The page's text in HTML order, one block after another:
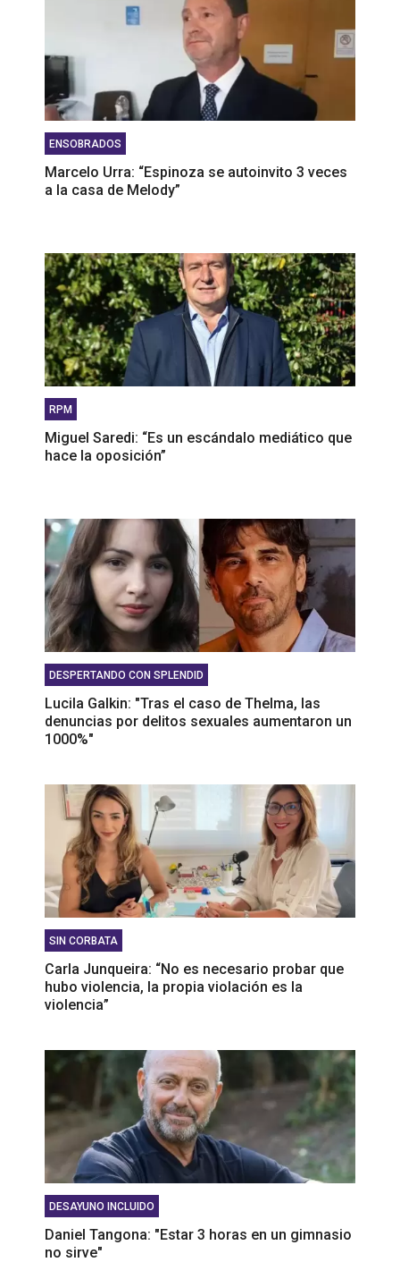
ENSOBRADOS
Marcelo Urra: “Espinoza se autoinvito 3 veces
a la casa de Melody”
RPM
Miguel Saredi: “Es un escándalo mediático que
hace la oposición”
DESPERTANDO CON SPLENDID
Lucila Galkin: "Tras el caso de Thelma, las
denuncias por delitos sexuales aumentaron un
1000%"
SIN CORBATA
Carla Junqueira: “No es necesario probar que
hubo violencia, la propia violación es la
violencia”
DESAYUNO INCLUIDO
Daniel Tangona: "Estar 3 horas en un gimnasio
no sirve"